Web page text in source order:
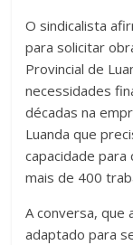
O sindicalista
para solicitar
Provincial de
necessidades
décadas na
Luanda que
capacidade
mais de 400
A conversa, que
adaptado para